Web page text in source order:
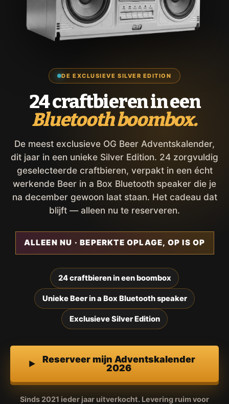
DE EXCLUSIEVE SILVER EDITION
24 craftbieren in een
Bluetooth boombox.
De meest exclusieve OG Beer Adventskalender,
dit jaar in een unieke Silver Edition. 24 zorgvuldig
geselecteerde craftbieren, verpakt in een écht
werkende Beer in a Box Bluetooth speaker die je
na december gewoon laat staan. Het cadeau dat
blijft — alleen nu te reserveren.
ALLEEN NU · BEPERKTE OPLAGE, OP IS OP
24 craftbieren in een boombox
Unieke Beer in a Box Bluetooth speaker
Exclusieve Silver Edition
Reserveer mijn Adventskalender
2026
Sinds 2021 ieder jaar uitverkocht. Levering ruim voor